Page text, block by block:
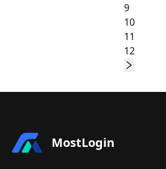
9
10
11
12
MostLogin